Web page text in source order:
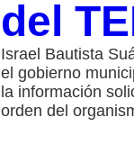
del
Israel Bautista
el gobierno
la información
orden del